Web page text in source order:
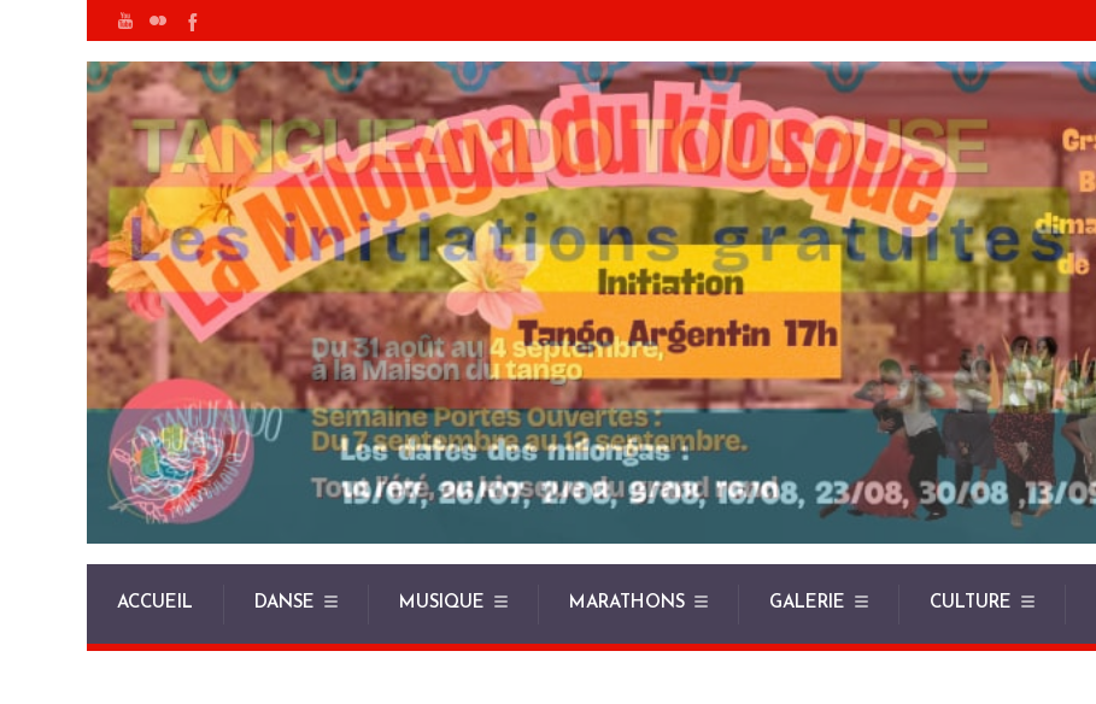
ACCUEIL DANSE MUSIQUE MARATHONS GALERIE CULTURE